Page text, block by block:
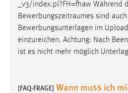
_v3/index.pl?FH=fhaw Während
Bewerbungszeitraumes sind
Bewerbungsunterlagen im
einzureichen. Achtung: Nach
ist es nicht mehr möglich
[FAQ-FRAGE] Wann muss ich
Name:
site-language-preference
Zweck:
Das Cookie speichert die